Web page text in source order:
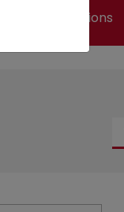
Promotions